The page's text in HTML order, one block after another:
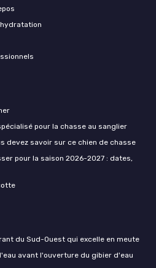
pour la chasse au sanglier
devez savoir sur ce chien de chasse
pour la saison 2026-2027 : dates,
du Sud-Ouest qui excelle en meute
avant l'ouverture du gibier d'eau